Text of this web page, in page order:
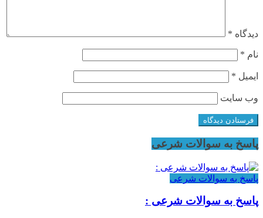
دیدگاه *
نام *
ایمیل *
وب‌ سایت
پاسخ به سوالات شرعی
پاسخ به سوالات شرعی
پاسخ به سوالات شرعی :